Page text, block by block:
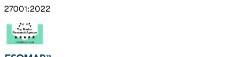
27001:2022